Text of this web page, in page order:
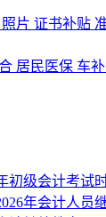
片 证书补贴
居民医保 车补